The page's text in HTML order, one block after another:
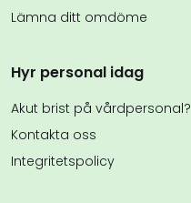
Lämna ditt omdöme
Hyr personal idag
Akut brist på vårdpersonal?
Kontakta oss
Integritetspolicy